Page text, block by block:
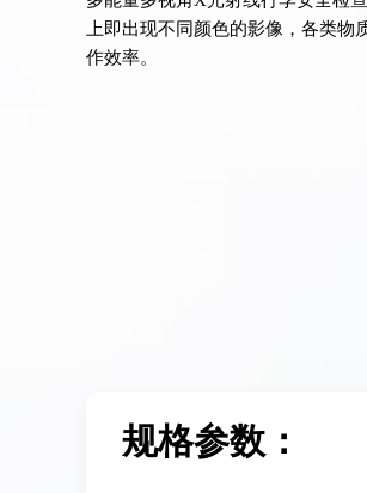
上即出现不同颜色的影像，各类
作效率。
规格参数：